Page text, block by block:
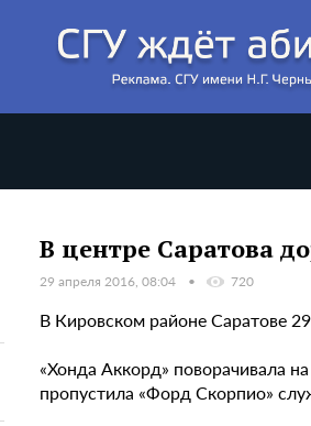
В центре Саратова
29 апреля 2016, 08:04 720
В Кировском районе Саратове
«Хонда Аккорд» поворачивала
пропустила «Форд Скорпио»